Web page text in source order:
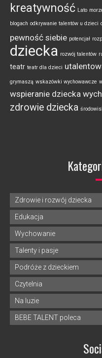
kreatywność Lato
blogach odkrywanie talentów u dzieci
pewność siebie potencjał
dziecka rozwój talentów
teatr teatr dla dzieci
grymaszą wskazówki wychowawcze
wspieranie dziecka
zdrowie dziecka
Zdrowie i rozwój dziecka
Edukacja
Wychowanie
Talenty i pasje
Podróże z dzieckiem
Czytelnia
Na luzie
BEBE TALENT poleca